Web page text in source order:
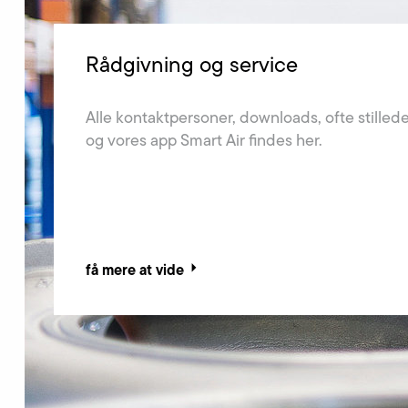
Elektror-gruppen
Tal og fakta, nyheder, historie og kontorer -
om Elektror-gruppen!
få mere at vide
Rådgivning og service
Alle kontaktpersoner, downloads, ofte
og vores app Smart Air findes her.
få mere at vide